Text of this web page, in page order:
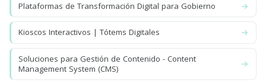
Plataformas de Transformación Digital para Gobierno
Kioscos Interactivos | Tótems Digitales
Soluciones para Gestión de Contenido - Content
Management System (CMS)